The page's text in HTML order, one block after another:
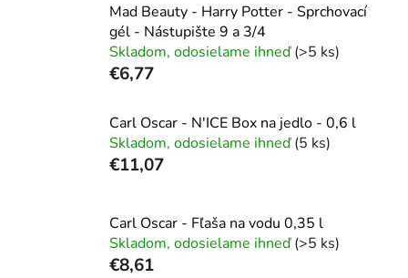
Mad Beauty - Harry Potter - Sprchovací
gél - Nástupište 9 a 3/4
Skladom, odosielame ihneď(>5 ks)
€6,77
Carl Oscar - N'ICE Box na jedlo - 0,6 l
Skladom, odosielame ihneď(5 ks)
€11,07
Carl Oscar - Fľaša na vodu 0,35 l
Skladom, odosielame ihneď(>5 ks)
€8,61